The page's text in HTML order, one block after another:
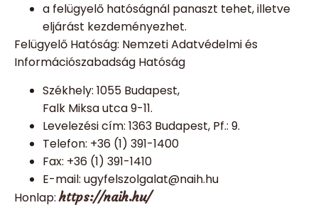
a felügyelő hatóságnál panaszt tehet, illetve
eljárást kezdeményezhet.
Felügyelő Hatóság: Nemzeti Adatvédelmi és
Információszabadság Hatóság
Székhely: 1055 Budapest,
Falk Miksa utca 9-11.
Levelezési cím: 1363 Budapest, Pf.: 9.
Telefon: +36 (1) 391-1400
Fax: +36 (1) 391-1410
E-mail: ugyfelszolgalat@naih.hu
Honlap:https://naih.hu/